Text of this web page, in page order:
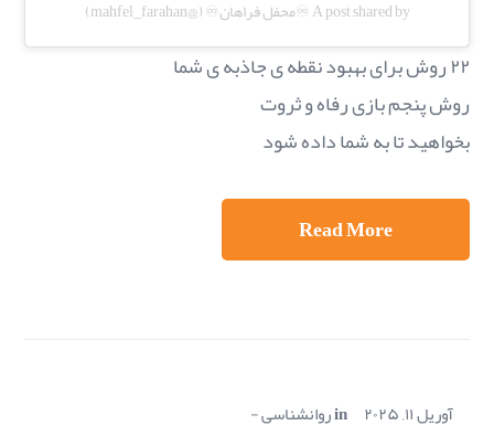
A post shared by ♾️محفل فراهان♾️ (@mahfel_farahan)
۲۲ روش برای بهبود نقطه ی جاذبه ی شما
روش پنجم بازی رفاه و ثروت
بخواهید تا به شما داده شود
Read More
آوریل ۱۱, ۲۰۲۵ inروانشناسی